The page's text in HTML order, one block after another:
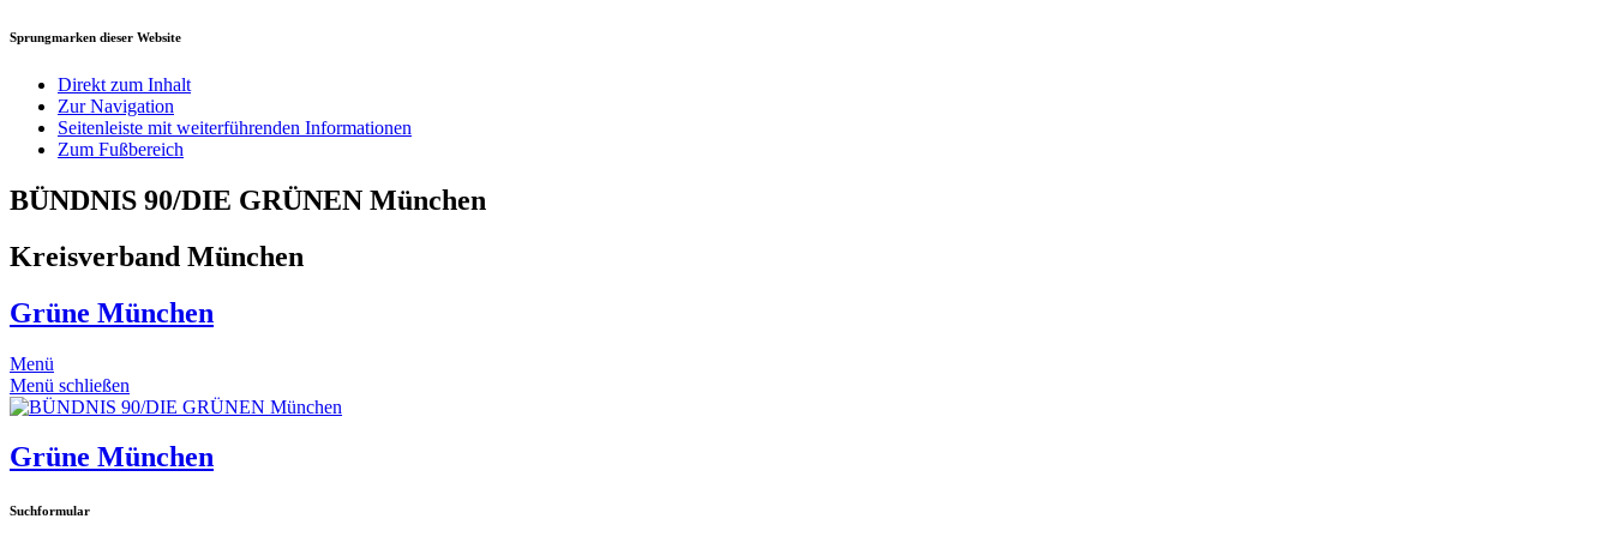
Sprungmarken dieser Website
Direkt zum Inhalt
Zur Navigation
Seitenleiste mit weiterführenden Informationen
Zum Fußbereich
BÜNDNIS 90/DIE GRÜNEN München
Kreisverband München
Grüne München
Menü
Menü schließen
Grüne München
Suchformular